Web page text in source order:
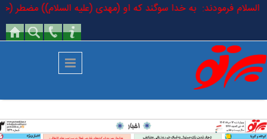
رفتن به محتوای اصلی
السلام فرمودند: به خدا سوگند که او (مهدی (علیه السلام)) مضطر